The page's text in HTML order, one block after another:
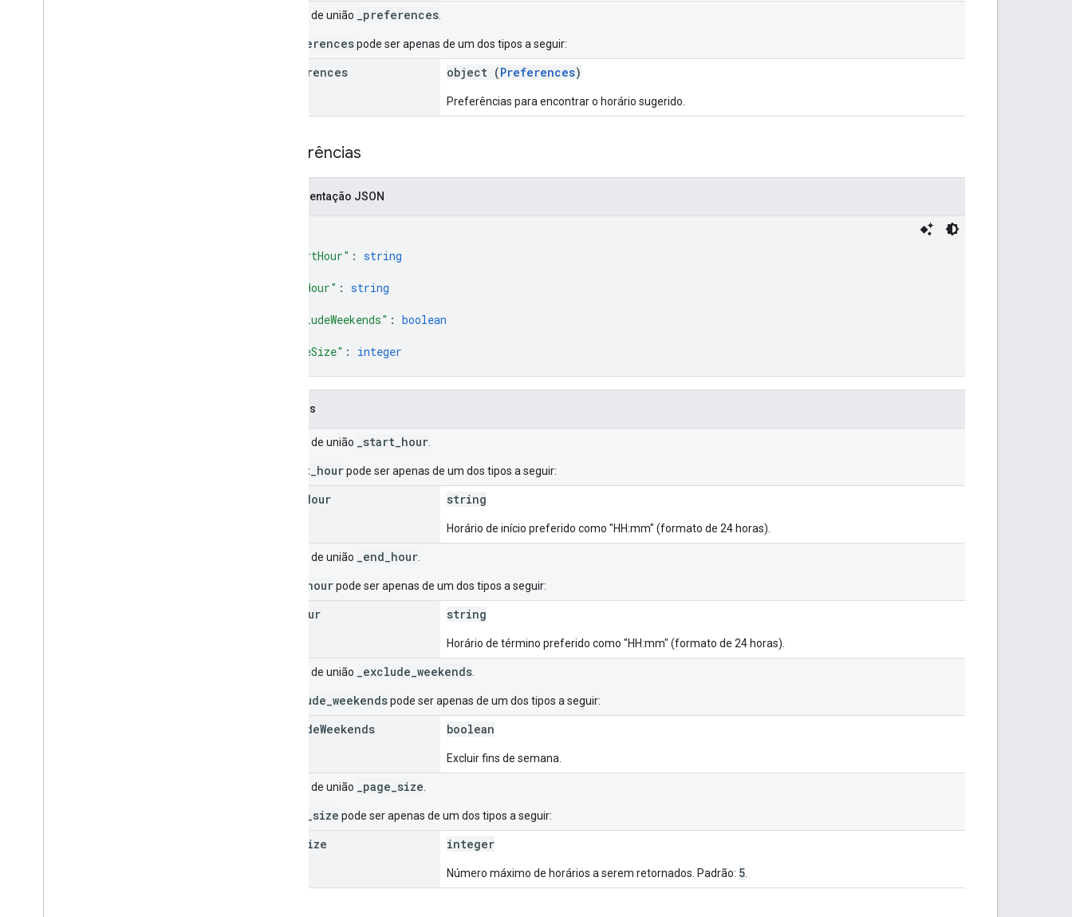
Campo de união _preferences
_preferencespode ser apenas de um dos tipos a seguir:
preferences object (Preferences)
Preferências para encontrar o horário sugerido.
Preferências
Representação JSON
"startHour" : string
"endHour" : string
"excludeWeekends" : boolean
"pageSize" : integer
Campos
Campo de união _start_hour
_start_hourpode ser apenas de um dos tipos a seguir:
Hour string
Horário de início preferido como "HH:mm" (formato de 24 horas).
Campo de união _end_hour
_end_hourpode ser apenas de um dos tipos a seguir:
Hour string
Horário de término preferido como "HH:mm" (formato de 24 horas).
Campo de união _exclude_weekends
_exclude_weekendspode ser apenas de um dos tipos a seguir:
excludeWeekends boolean
Excluir fins de semana.
Campo de união _page_size
_page_size pode ser apenas de um dos tipos a seguir:
Size integer
Número máximo de horários a serem retornados. Padrão: 5